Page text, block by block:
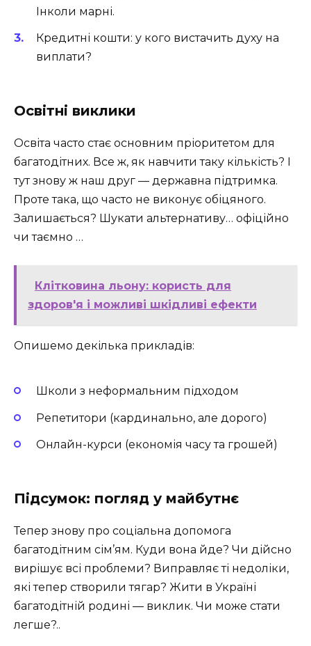
Інколи марні.
Кредитні кошти: у кого вистачить духу на
виплати?
Освітні виклики
Освіта часто стає основним пріоритетом для
багатодітних. Все ж, як навчити таку кількість? І
тут знову ж наш друг — державна підтримка.
Проте така, що часто не виконує обіцяного.
Залишається? Шукати альтернативу… офіційно
чи таємно …
Клітковина льону: користь для
здоров'я і можливі шкідливі ефекти
Опишемо декілька прикладів:
Школи з неформальним підходом
Репетитори (кардинально, але дорого)
Онлайн-курси (економія часу та грошей)
Підсумок: погляд у майбутнє
Тепер знову про соціальна допомога
багатодітним сім’ям. Куди вона йде? Чи дійсно
вирішує всі проблеми? Виправляє ті недоліки,
які тепер створили тягар? Жити в Україні
багатодітній родині — виклик. Чи може стати
легше?..